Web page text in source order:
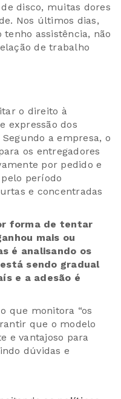
disco, muitas dores
Nos últimos dias,
assistência, não
de trabalho
o direito à
expressão dos
a empresa, o
os entregadores
por pedido e
período
e concentradas
forma de tentar
mais ou
é analisando os
sendo gradual
e a adesão é
que monitora “os
que o modelo
e vantajoso para
dúvidas e